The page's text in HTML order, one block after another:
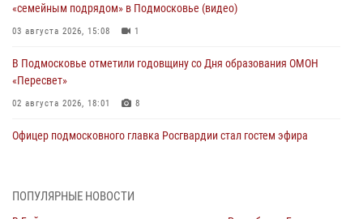
«семейным подрядом» в Подмосковье (видео)
03 августа 2026, 15:08 1
В Подмосковье отметили годовщину со Дня образования ОМОН
«Пересвет»
02 августа 2026, 18:01 8
Офицер подмосковного главка Росгвардии стал гостем эфира
ПОПУЛЯРНЫЕ НОВОСТИ